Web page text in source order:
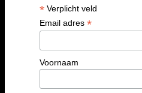
*Verplicht veld
Email adres *
Voornaam